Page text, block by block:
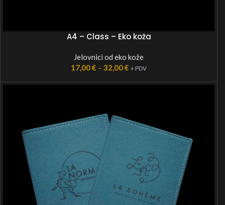
A4 – Class – Eko koža
Jelovnici od eko kože
17,00€ – 32,00€ + PDV